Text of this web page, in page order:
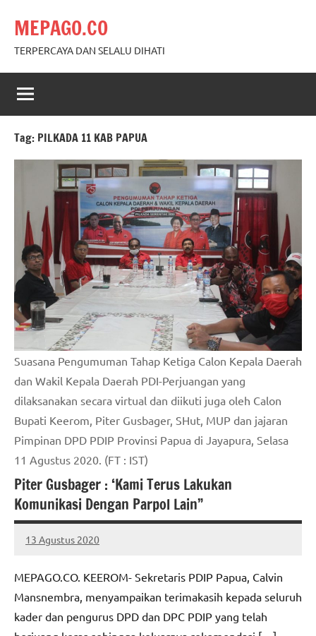
content
MEPAGO.CO
TERPERCAYA DAN SELALU DIHATI
Tag: PILKADA 11 KAB PAPUA
Suasana Pengumuman Tahap Ketiga Calon Kepala Daerah
dan Wakil Kepala Daerah PDI-Perjuangan yang
dilaksanakan secara virtual dan diikuti juga oleh Calon
Bupati Keerom, Piter Gusbager, SHut, MUP dan jajaran
Pimpinan DPD PDIP Provinsi Papua di Jayapura, Selasa
11 Agustus 2020. (FT : IST)
Piter Gusbager : ‘Kami Terus Lakukan
Komunikasi Dengan Parpol Lain”
13 Agustus 2020
MEPAGO
No
MEPAGO.CO. KEEROM- Sekretaris PDIP Papua, Calvin
Mansnembra, menyampaikan terimakasih kepada seluruh
kader dan pengurus DPD dan DPC PDIP yang telah